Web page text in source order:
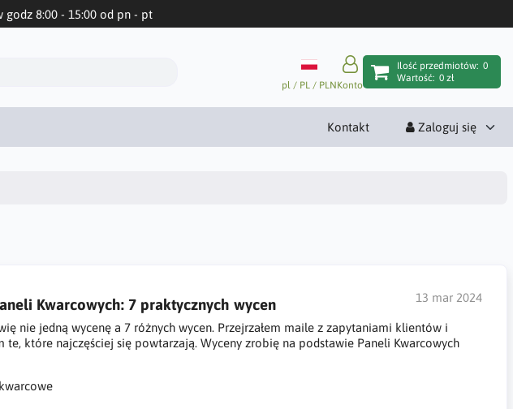
8:00 - 15:00 od pn - pt
pl / PL / PLNKonto
Ilość przedmiotów: 0
Wartość: 0 zł
Kontakt Zaloguj się
13 mar 2024
Kwarcowych: 7 praktycznych wycen
nie jedną wycenę a 7 różnych wycen. Przejrzałem maile z zapytaniami klientów i
te, które najczęściej się powtarzają. Wyceny zrobię na podstawie Paneli Kwarcowych